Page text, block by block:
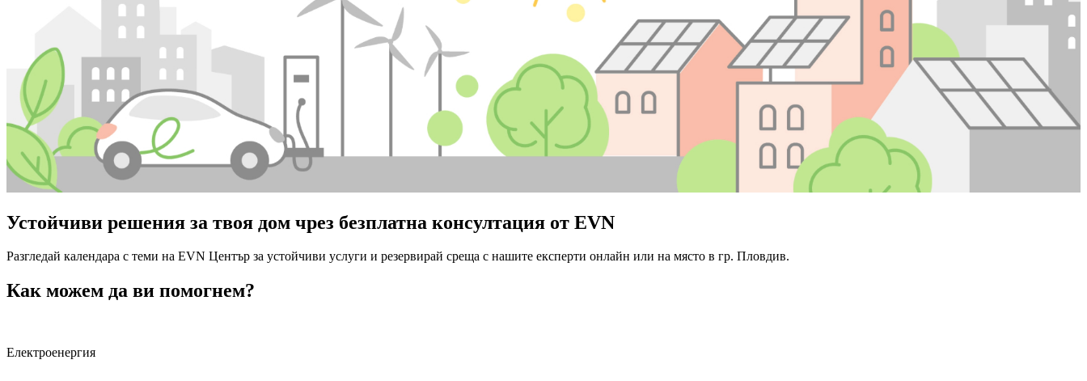
Устойчиви решения за твоя дом чрез безплатна консултация от EVN
Разгледай календара с теми на EVN Център за устойчиви услуги и резервирай среща с нашите експерти онлайн или на място в гр. Пловдив.
Как можем да ви помогнем?
Електроенергия